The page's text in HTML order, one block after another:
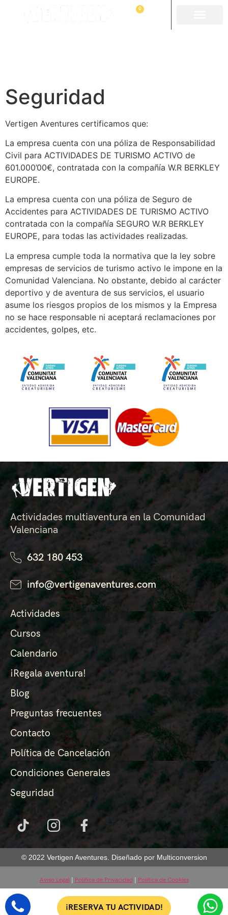
0
Seguridad
Vertigen Aventures certificamos que:
La empresa cuenta con una póliza de Responsabilidad
Civil para ACTIVIDADES DE TURISMO ACTIVO de
601.000’00€, contratada con la compañía W.R BERKLEY
EUROPE.
La empresa cuenta con una póliza de Seguro de
Accidentes para ACTIVIDADES DE TURISMO ACTIVO
contratada con la compañía SEGURO W.R BERKLEY
EUROPE, para todas las actividades realizadas.
La empresa cumple toda la normativa que la ley sobre
empresas de servicios de turismo activo le impone en la
Comunidad Valenciana. No obstante, debido al carácter
deportivo y de aventura de sus servicios, el usuario
asume los riesgos propios de los mismos y la Empresa
no se hace responsable ni aceptará reclamaciones por
accidentes, golpes, etc.
Actividades multiaventura en la Comunidad
Valenciana
632 180 453
info@vertigenaventures.com
Actividades
Cursos
Calendario
¡Regala aventura!
Blog
Preguntas frecuentes
Contacto
Política de Cancelación
Condiciones Generales
Seguridad
© 2022 Vertigen Aventures. Diseñado por Multiconversion
Aviso Legal| Política de Privacidad Política de Cookies
¡RESERVA TU ACTIVIDAD!